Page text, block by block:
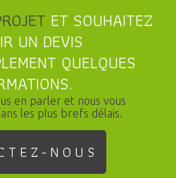
ET SOUHAITEZ
UN DEVIS
QUELQUES
en parler et nous vous
les plus brefs délais.
NOUS